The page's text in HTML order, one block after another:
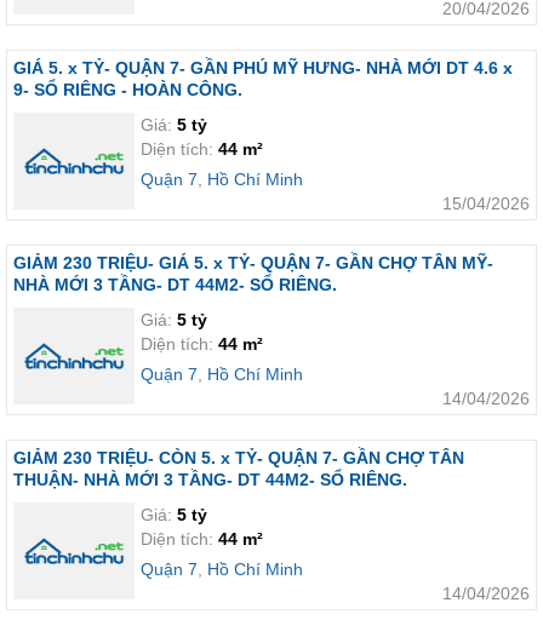
20/04/2026
GIÁ 5. x TỶ- QUẬN 7- GẦN PHÚ MỸ HƯNG- NHÀ MỚI DT 4.6 x
9- SỔ RIÊNG - HOÀN CÔNG.
Giá: 5 tỷ
Diện tích: 44 m²
Quận 7
Hồ Chí Minh
15/04/2026
GIẢM 230 TRIỆU- GIÁ 5. x TỶ- QUẬN 7- GẦN CHỢ TÂN MỸ-
NHÀ MỚI 3 TẦNG- DT 44M2- SỔ RIÊNG.
Giá: 5 tỷ
Diện tích: 44 m²
Quận 7
Hồ Chí Minh
14/04/2026
GIẢM 230 TRIỆU- CÒN 5. x TỶ- QUẬN 7- GẦN CHỢ TÂN
THUẬN- NHÀ MỚI 3 TẦNG- DT 44M2- SỔ RIÊNG.
Giá: 5 tỷ
Diện tích: 44 m²
Quận 7
Hồ Chí Minh
14/04/2026